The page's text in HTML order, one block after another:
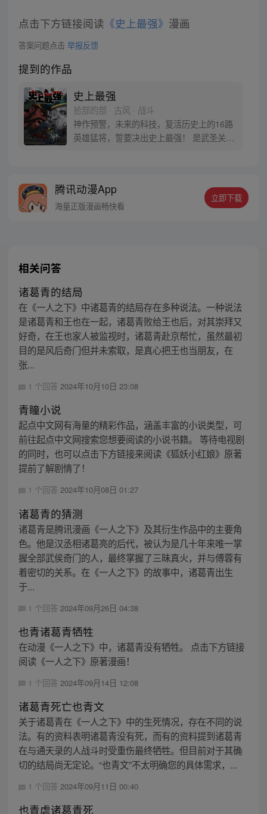
点击下方链接阅读 《史上最强》 漫画
答案问题点击 举报反馈
提到的作品
史上最强
拾部的部 · 古风 · 战斗
神作预警，未来的科技，复活历史上的16路
英雄猛将，誓要决出史上最强！ 是武圣关云
丝群：481670726
腾讯动漫App
海量正版漫画畅快看
立即下载
相关问答
诸葛青的结局
在《一人之下》中诸葛青的结局存在多种说法。一种说法
是诸葛青和王也在一起，诸葛青败给王也后，对其崇拜又
好奇，在王也家人被监视时，诸葛青赴京帮忙，虽然最初
目的是风后奇门但并未索取，是真心把王也当朋友，在
张...
1 个回答 2024年10月10日 23:08
青瞳小说
起点中文网有海量的精彩作品，涵盖丰富的小说类型，可
前往起点中文网搜索您想要阅读的小说书籍。 等待电视剧
的同时，也可以点击下方链接来阅读《狐妖小红娘》原著
提前了解剧情了！
1 个回答 2024年10月08日 01:27
诸葛青的猜测
诸葛青是腾讯漫画《一人之下》及其衍生作品中的主要角
色。他是汉丞相诸葛亮的后代，被认为是几十年来唯一掌
握全部武侯奇门的人，最终掌握了三昧真火，并与傅蓉有
着密切的关系。在《一人之下》的故事中，诸葛青出生
于...
1 个回答 2024年09月26日 04:38
也青诸葛青牺牲
在动漫《一人之下》中，诸葛青没有牺牲。 点击下方链接
阅读《一人之下》原著漫画！
1 个回答 2024年09月14日 12:08
诸葛青死亡也青文
关于诸葛青在《一人之下》中的生死情况，存在不同的说
法。有的资料表明诸葛青没有死，而有的资料提到诸葛青
在与通天录的人战斗时受重伤最终牺牲。但目前对于其确
切的结局尚无定论。“也青文”不太明确您的具体需求，...
1 个回答 2024年09月11日 00:40
也青虐诸葛青死